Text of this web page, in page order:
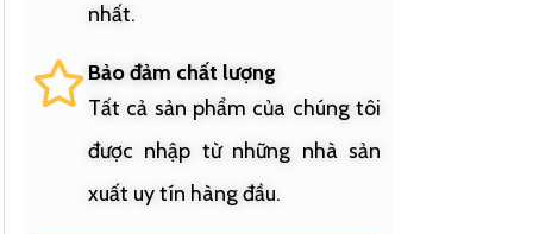
nhất.
Bảo đảm chất lượng
Tất cả sản phẩm của chúng tôi
được nhập từ những nhà sản
xuất uy tín hàng đầu.